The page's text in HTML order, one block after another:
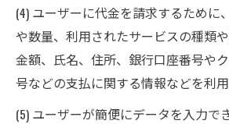
(4) ユーザーに代金を請求するために
や数量、利用されたサービスの種類
金額、氏名、住所、銀行口座番号や
号などの支払に関する情報などを利
(5) ユーザーが簡便にデータを入力で